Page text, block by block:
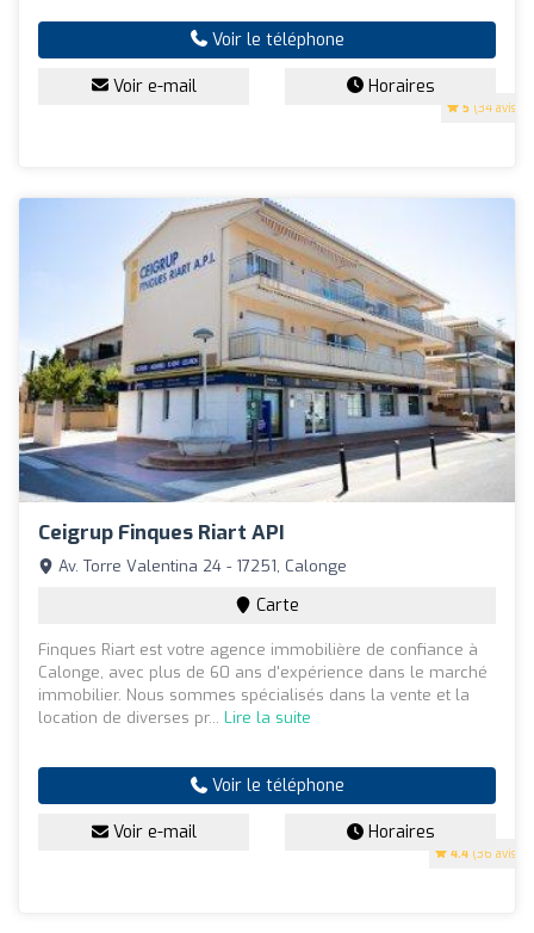
5 (34 avis)
Voir le téléphone
Voir e-mail Horaires
Ceigrup Finques Riart API
4.4 (36 avis)
Av. Torre Valentina 24 - 17251, Calonge
Carte
Finques Riart est votre agence immobilière de confiance à
Calonge, avec plus de 60 ans d'expérience dans le marché
immobilier. Nous sommes spécialisés dans la vente et la
location de diverses pr... Lire la suite
Voir le téléphone
Voir e-mail Horaires